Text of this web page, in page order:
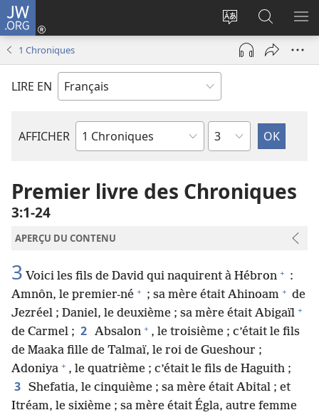
JW.ORG
Changer
langue
Se
connecter
(ouvre
nouvelle
sur
JW.ORG
1 Chroniques
LIRE EN
AFFICHER
Livre
Bible
Chapitre
Premier livre des Chroniques
3​:​1-24
APERÇU DU CONTENU
3 Voici les fils de David qui naquirent à Hébron + :
Amnôn, le premier-né + ; sa mère était Ahinoam + de
Jezréel ; Daniel, le deuxième ; sa mère était Abigaïl +
de Carmel ; 2 Absalon + , le troisième ; c’était le fils
de Maaka fille de Talmaï, le roi de Gueshour ;
Adoniya + , le quatrième ; c’était le fils de Haguith ;
3 Shefatia, le cinquième ; sa mère était Abital ; et
Itréam, le sixième ; sa mère était Égla, autre femme